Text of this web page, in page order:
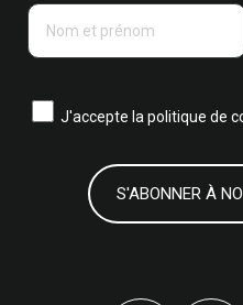
J'accepte lapolitique de